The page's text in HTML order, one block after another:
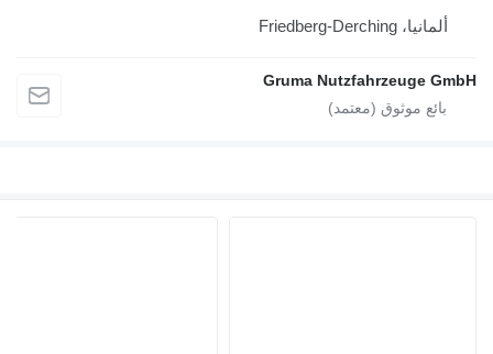
ألمانيا، Friedberg-Derching
Gruma Nutzfahrzeuge GmbH